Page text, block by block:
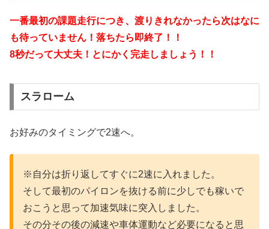
一番最初の課題走行につき、渡りきれなかったら次はなに
も待っていません！落ちたら即終了！！
8秒だって大丈夫！とにかく完走しましょう！！
スラローム
お好みのタイミングで2速へ。
※自分は折り返してすぐに2速に入れました。
そして最初のパイロンを抜ける前に少しでも稼いで
おこうと思って加速気味に突入しました。
その分その後の減速や車体運動など必要になると思